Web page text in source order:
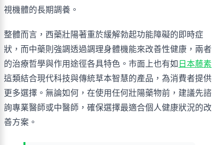
視機體的長期調養。
整體而言，西藥壯陽著重於緩解勃起功能障礙的即時症
狀，而中藥則強調透過調理身體機能來改善性健康，兩者
的治療哲學與作用途徑各具特色。市面上也有如 日本藤素
這類結合現代科技與傳統草本智慧的產品，為消費者提供
更多選擇。無論如何，在使用任何壯陽藥物前，建議先諮
詢專業醫師或中醫師，確保選擇最適合個人健康狀況的改
善方案。